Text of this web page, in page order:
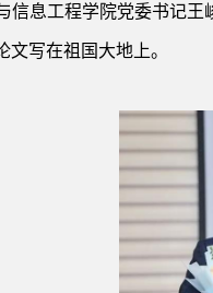
息工程学院党委书记王
文写在祖国大地上。